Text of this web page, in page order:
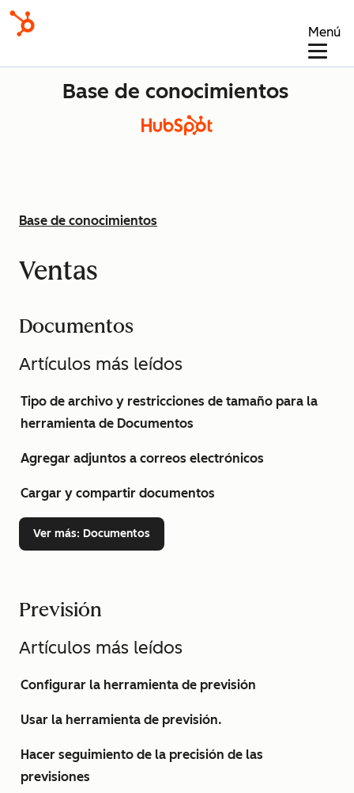
Menú
Base de conocimientos
Base de conocimientos
Ventas
Documentos
Artículos más leídos
Tipo de archivo y restricciones de tamaño para la
herramienta de Documentos
Agregar adjuntos a correos electrónicos
Cargar y compartir documentos
Ver más: Documentos
Previsión
Artículos más leídos
Configurar la herramienta de previsión
Usar la herramienta de previsión.
Hacer seguimiento de la precisión de las
previsiones